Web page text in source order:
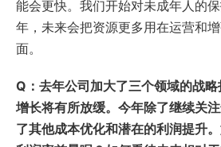
能会更快。我们开始对未成年人的
年，未来会把资源更多用在运营和
面。
Q：去年公司加大了三个领域的战
增长将有所放缓。今年除了继续关
了其他成本优化和潜在的利润提升